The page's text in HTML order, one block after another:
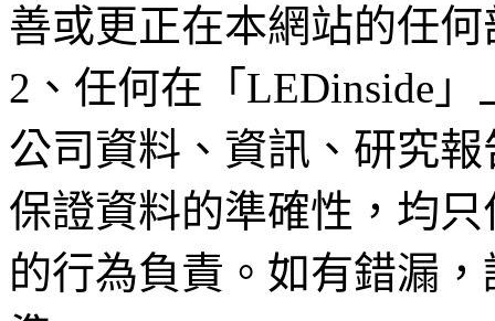
善或更正在本網站的任
2、任何在「LEDinside
公司資料、資訊、研究
保證資料的準確性，均
的行為負責。如有錯漏